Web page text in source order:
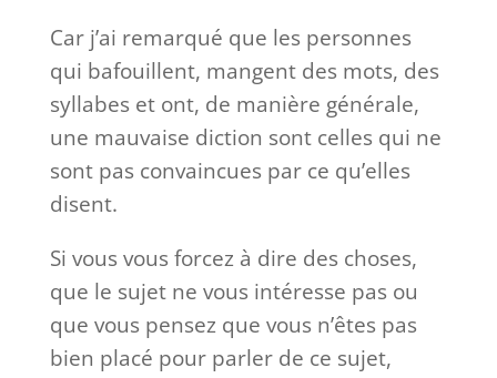
Car j’ai remarqué que les personnes
qui bafouillent, mangent des mots, des
syllabes et ont, de manière générale,
une mauvaise diction sont celles qui ne
sont pas convaincues par ce qu’elles
disent.
Si vous vous forcez à dire des choses,
que le sujet ne vous intéresse pas ou
que vous pensez que vous n’êtes pas
bien placé pour parler de ce sujet,